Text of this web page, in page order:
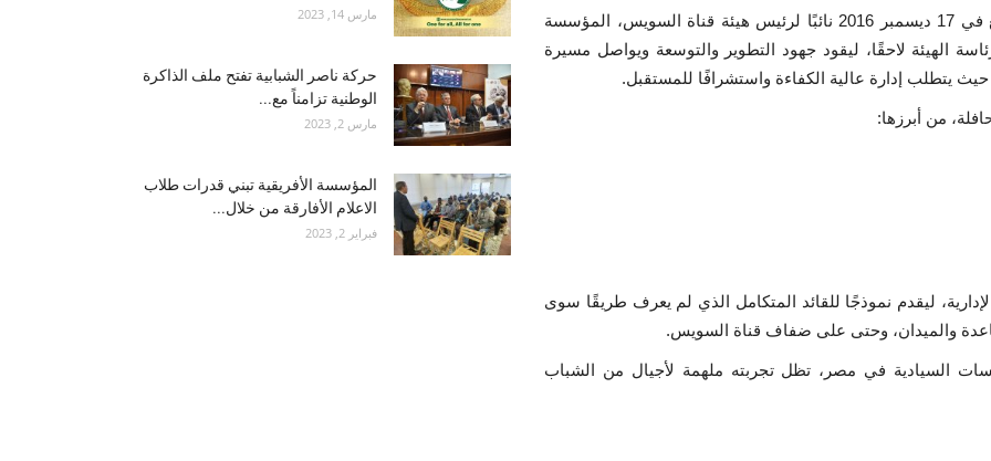
في محطة مفصلية من مسيرته، عُيّن الفريق أسامة ربيع في 17 ديسمبر 2016 نائبًا لرئيس هيئة قناة السويس، المؤسسة
الهيئة لاحقًا، ليقود جهود التطوير والتوسعة ويواصل مسيرة
يتطلب إدارة عالية الكفاءة واستشرافًا للمستقبل.
من أبرزها:
ليقدم نموذجًا للقائد المتكامل الذي لم يعرف طريقًا سوى
والميدان، وحتى على ضفاف قناة السويس.
السيادية في مصر، تظل تجربته ملهمة لأجيال من الشباب
مارس 14, 2023
حركة ناصر الشبابية تفتح ملف الذاكرة
الوطنية تزامناً مع...
مارس 2, 2023
المؤسسة الأفريقية تبني قدرات طلاب
الاعلام الأفارقة من خلال...
فبراير 2, 2023